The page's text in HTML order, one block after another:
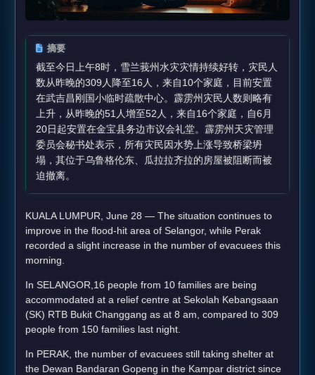
摘要
截至今日上午8时，雪兰莪州水灾灾情持续好转，灾民人
数从昨晚的309人降至16人，来自10个家庭，目前安置
在武吉昌刚国小临时疏散中心。霹雳州灾民人数则略有
上升，从昨晚的51人增至52人，来自16个家庭，自6月
20日起安置在金宝县务边市议会礼堂。霹雳州天灾管理
委员会秘书处表示，所有灾民因水势上涨导致桥梁坍
塌，其位于乌鲁格伦东、瓜拉拉齐拉的房屋被阻断而被
迫撤离。
KUALA LUMPUR, June 28 — The situation continues to
improve in the flood-hit area of Selangor, while Perak
recorded a slight increase in the number of evacuees this
morning.
In SELANGOR,16 people from 10 families are being
accommodated at a relief centre at Sekolah Kebangsaan
(SK) RTB Bukit Changgang as at 8 am, compared to 309
people from 150 families last night.
In PERAK, the number of evacuees still taking shelter at
the Dewan Bandaran Gopeng in the Kampar district since